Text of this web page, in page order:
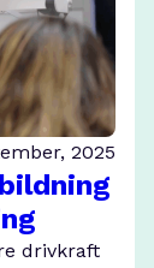
2025
drivkraft